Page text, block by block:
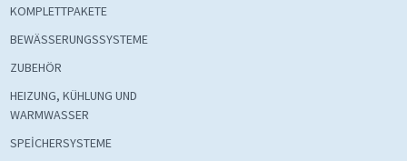
KOMPLETTPAKETE
BEWÄSSERUNGSSYSTEME
ZUBEHÖR
HEIZUNG, KÜHLUNG UND
WARMWASSER
SPEİCHERSYSTEME